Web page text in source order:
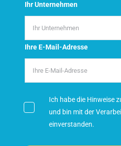
Ihr Unternehmen
Ihre E-Mail-Adresse
Ich habe die Hinweise
und bin mit der
einverstanden.